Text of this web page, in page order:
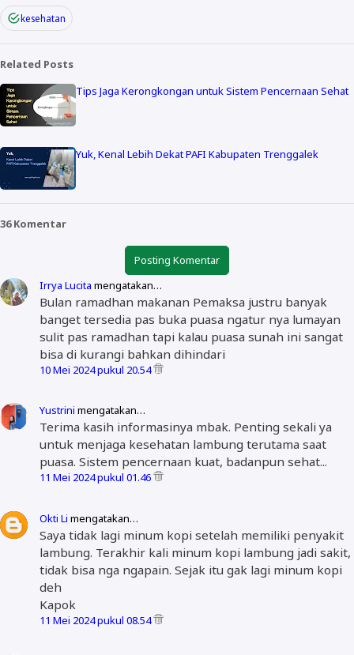
kesehatan
Related Posts
Tips Jaga Kerongkongan untuk Sistem Pencernaan Sehat
Yuk, Kenal Lebih Dekat PAFI Kabupaten Trenggalek
36 Komentar
Posting Komentar
Irrya Lucita mengatakan…
Bulan ramadhan makanan Pemaksa justru banyak
banget tersedia pas buka puasa ngatur nya lumayan
sulit pas ramadhan tapi kalau puasa sunah ini sangat
bisa di kurangi bahkan dihindari
10 Mei 2024 pukul 20.54
Yustrini mengatakan…
Terima kasih informasinya mbak. Penting sekali ya
untuk menjaga kesehatan lambung terutama saat
puasa. Sistem pencernaan kuat, badanpun sehat...
11 Mei 2024 pukul 01.46
Okti Li mengatakan…
Saya tidak lagi minum kopi setelah memiliki penyakit
lambung. Terakhir kali minum kopi lambung jadi sakit,
tidak bisa nga ngapain. Sejak itu gak lagi minum kopi
deh
Kapok
11 Mei 2024 pukul 08.54